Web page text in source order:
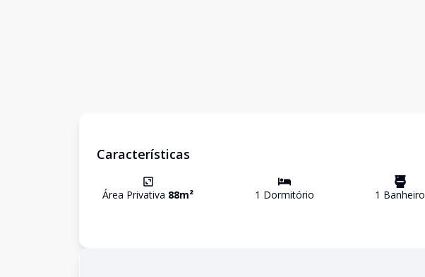
Características
Área Privativa 88m² 1 Dormitório 1 Banheiro